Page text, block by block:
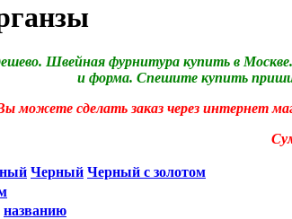
Швейная фурнитура купить в
и форма. Спешите купить
можете сделать заказ через интернет
Черный Черный с золотом
названию